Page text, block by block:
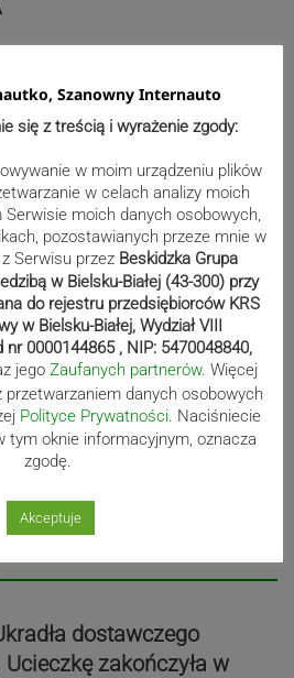
ruszają po kolejne
mistrzostw
w Rajdzie Rzeszowskim
dostawczego
zakończyła w
Szanowny Internauto
się z treścią i wyrażenie zgody:
w moim urządzeniu plików
w celach analizy moich
moich danych osobowych,
pozostawianych przeze mnie w
Serwisu przez Beskidzka Grupa
w Bielsku-Białej (43-300) przy
do rejestru przedsiębiorców KRS
w Bielsku-Białej, Wydział VIII
nr 0000144865 , NIP: 5470048840,
jego Zaufanych partnerów. Więcej
przetwarzaniem danych osobowych
Polityce Prywatności. Naciśniecie
tym oknie informacyjnym, oznacza
zgodę.
Akceptuje